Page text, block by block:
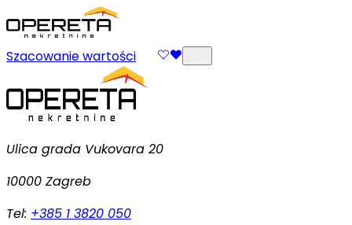
Szacowanie wartości
Ulica grada Vukovara 20
10000 Zagreb
Tel: +385 1 3820 050